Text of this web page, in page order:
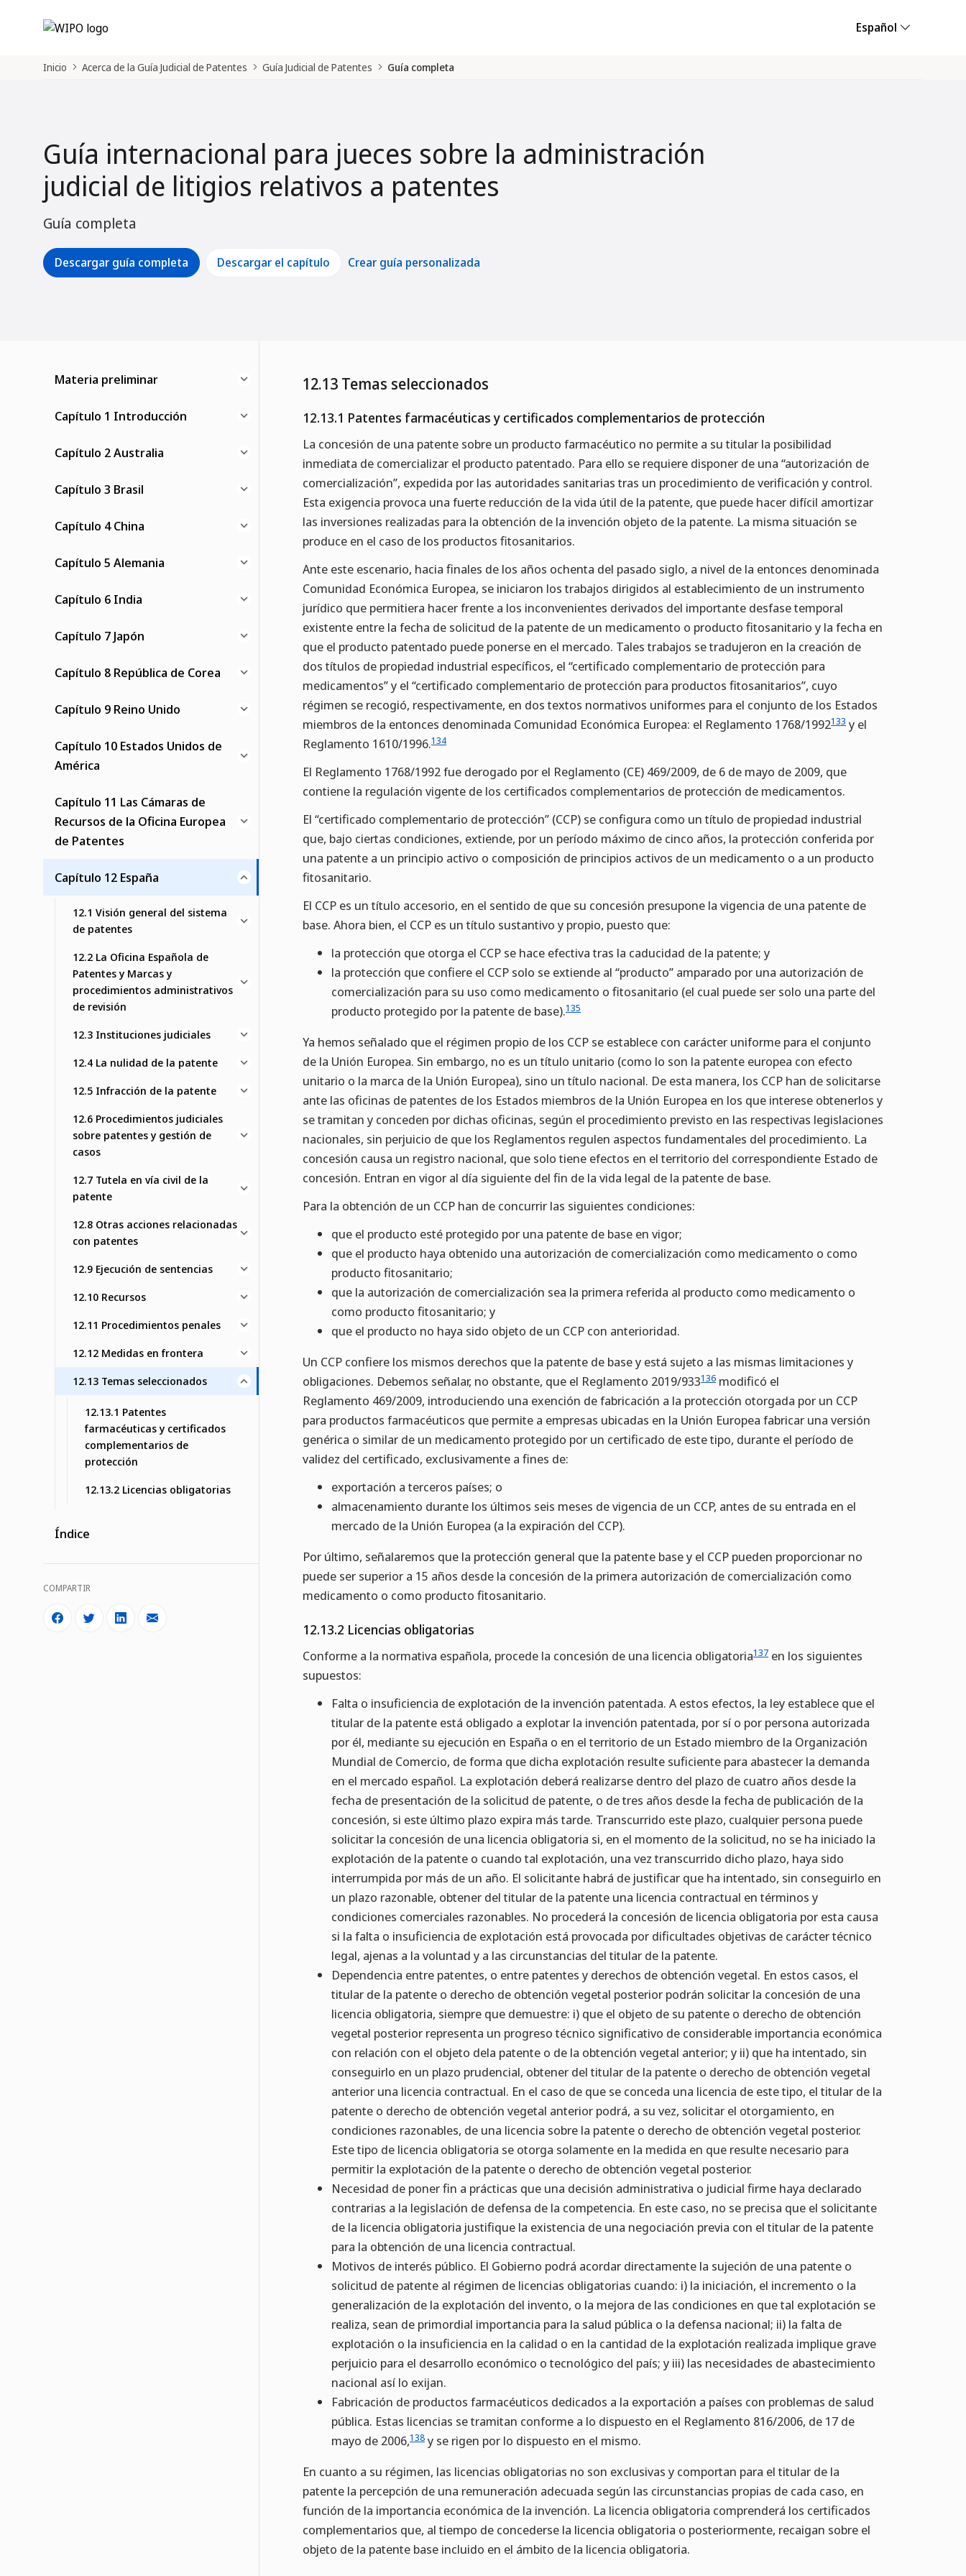
Español
Inicio Acerca de la Guía Judicial de Patentes Guía Judicial de Patentes Guía completa
Guía internacional para jueces sobre la administración
judicial de litigios relativos a patentes
Guía completa
Descargar guía completa Descargar el capítulo Crear guía personalizada
Materia preliminar
Capítulo 1 Introducción
Capítulo 2 Australia
Capítulo 3 Brasil
Capítulo 4 China
Capítulo 5 Alemania
Capítulo 6 India
Capítulo 7 Japón
Capítulo 8 República de Corea
Capítulo 9 Reino Unido
Capítulo 10 Estados Unidos de
América
Capítulo 11 Las Cámaras de
Recursos de la Oficina Europea
de Patentes
Capítulo 12 España
12.1 Visión general del sistema
de patentes
12.2 La Oficina Española de
Patentes y Marcas y
procedimientos administrativos
de revisión
12.3 Instituciones judiciales
12.4 La nulidad de la patente
12.5 Infracción de la patente
12.6 Procedimientos judiciales
sobre patentes y gestión de
casos
12.7 Tutela en vía civil de la
patente
12.8 Otras acciones relacionadas
con patentes
12.9 Ejecución de sentencias
12.10 Recursos
12.11 Procedimientos penales
12.12 Medidas en frontera
12.13 Temas seleccionados
12.13.1 Patentes
farmacéuticas y certificados
complementarios de
protección
12.13.2 Licencias obligatorias
Índice
COMPARTIR
12.13 Temas seleccionados
12.13.1 Patentes farmacéuticas y certificados complementarios de protección
La concesión de una patente sobre un producto farmacéutico no permite a su titular la posibilidad
inmediata de comercializar el producto patentado. Para ello se requiere disponer de una “autorización de
comercialización”, expedida por las autoridades sanitarias tras un procedimiento de verificación y control.
Esta exigencia provoca una fuerte reducción de la vida útil de la patente, que puede hacer difícil amortizar
las inversiones realizadas para la obtención de la invención objeto de la patente. La misma situación se
produce en el caso de los productos fitosanitarios.
Ante este escenario, hacia finales de los años ochenta del pasado siglo, a nivel de la entonces denominada
Comunidad Económica Europea, se iniciaron los trabajos dirigidos al establecimiento de un instrumento
jurídico que permitiera hacer frente a los inconvenientes derivados del importante desfase temporal
existente entre la fecha de solicitud de la patente de un medicamento o producto fitosanitario y la fecha en
que el producto patentado puede ponerse en el mercado. Tales trabajos se tradujeron en la creación de
dos títulos de propiedad industrial específicos, el “certificado complementario de protección para
medicamentos” y el “certificado complementario de protección para productos fitosanitarios”, cuyo
régimen se recogió, respectivamente, en dos textos normativos uniformes para el conjunto de los Estados
miembros de la entonces denominada Comunidad Económica Europea: el Reglamento 1768/1992133 y el
Reglamento 1610/1996.134
El Reglamento 1768/1992 fue derogado por el Reglamento (CE) 469/2009, de 6 de mayo de 2009, que
contiene la regulación vigente de los certificados complementarios de protección de medicamentos.
El “certificado complementario de protección” (CCP) se configura como un título de propiedad industrial
que, bajo ciertas condiciones, extiende, por un período máximo de cinco años, la protección conferida por
una patente a un principio activo o composición de principios activos de un medicamento o a un producto
fitosanitario.
El CCP es un título accesorio, en el sentido de que su concesión presupone la vigencia de una patente de
base. Ahora bien, el CCP es un título sustantivo y propio, puesto que:
la protección que otorga el CCP se hace efectiva tras la caducidad de la patente; y
la protección que confiere el CCP solo se extiende al “producto” amparado por una autorización de
comercialización para su uso como medicamento o fitosanitario (el cual puede ser solo una parte del
producto protegido por la patente de base).135
Ya hemos señalado que el régimen propio de los CCP se establece con carácter uniforme para el conjunto
de la Unión Europea. Sin embargo, no es un título unitario (como lo son la patente europea con efecto
unitario o la marca de la Unión Europea), sino un título nacional. De esta manera, los CCP han de solicitarse
ante las oficinas de patentes de los Estados miembros de la Unión Europea en los que interese obtenerlos y
se tramitan y conceden por dichas oficinas, según el procedimiento previsto en las respectivas legislaciones
nacionales, sin perjuicio de que los Reglamentos regulen aspectos fundamentales del procedimiento. La
concesión causa un registro nacional, que solo tiene efectos en el territorio del correspondiente Estado de
concesión. Entran en vigor al día siguiente del fin de la vida legal de la patente de base.
Para la obtención de un CCP han de concurrir las siguientes condiciones:
que el producto esté protegido por una patente de base en vigor;
que el producto haya obtenido una autorización de comercialización como medicamento o como
producto fitosanitario;
que la autorización de comercialización sea la primera referida al producto como medicamento o
como producto fitosanitario; y
que el producto no haya sido objeto de un CCP con anterioridad.
Un CCP confiere los mismos derechos que la patente de base y está sujeto a las mismas limitaciones y
obligaciones. Debemos señalar, no obstante, que el Reglamento 2019/933136 modificó el
Reglamento 469/2009, introduciendo una exención de fabricación a la protección otorgada por un CCP
para productos farmacéuticos que permite a empresas ubicadas en la Unión Europea fabricar una versión
genérica o similar de un medicamento protegido por un certificado de este tipo, durante el período de
validez del certificado, exclusivamente a fines de:
exportación a terceros países; o
almacenamiento durante los últimos seis meses de vigencia de un CCP, antes de su entrada en el
mercado de la Unión Europea (a la expiración del CCP).
Por último, señalaremos que la protección general que la patente base y el CCP pueden proporcionar no
puede ser superior a 15 años desde la concesión de la primera autorización de comercialización como
medicamento o como producto fitosanitario.
12.13.2 Licencias obligatorias
Conforme a la normativa española, procede la concesión de una licencia obligatoria137 en los siguientes
supuestos:
Falta o insuficiencia de explotación de la invención patentada. A estos efectos, la ley establece que el
titular de la patente está obligado a explotar la invención patentada, por sí o por persona autorizada
por él, mediante su ejecución en España o en el territorio de un Estado miembro de la Organización
Mundial de Comercio, de forma que dicha explotación resulte suficiente para abastecer la demanda
en el mercado español. La explotación deberá realizarse dentro del plazo de cuatro años desde la
fecha de presentación de la solicitud de patente, o de tres años desde la fecha de publicación de la
concesión, si este último plazo expira más tarde. Transcurrido este plazo, cualquier persona puede
solicitar la concesión de una licencia obligatoria si, en el momento de la solicitud, no se ha iniciado la
explotación de la patente o cuando tal explotación, una vez transcurrido dicho plazo, haya sido
interrumpida por más de un año. El solicitante habrá de justificar que ha intentado, sin conseguirlo en
un plazo razonable, obtener del titular de la patente una licencia contractual en términos y
condiciones comerciales razonables. No procederá la concesión de licencia obligatoria por esta causa
si la falta o insuficiencia de explotación está provocada por dificultades objetivas de carácter técnico
legal, ajenas a la voluntad y a las circunstancias del titular de la patente.
Dependencia entre patentes, o entre patentes y derechos de obtención vegetal. En estos casos, el
titular de la patente o derecho de obtención vegetal posterior podrán solicitar la concesión de una
licencia obligatoria, siempre que demuestre: i) que el objeto de su patente o derecho de obtención
vegetal posterior representa un progreso técnico significativo de considerable importancia económica
con relación con el objeto dela patente o de la obtención vegetal anterior; y ii) que ha intentado, sin
conseguirlo en un plazo prudencial, obtener del titular de la patente o derecho de obtención vegetal
anterior una licencia contractual. En el caso de que se conceda una licencia de este tipo, el titular de la
patente o derecho de obtención vegetal anterior podrá, a su vez, solicitar el otorgamiento, en
condiciones razonables, de una licencia sobre la patente o derecho de obtención vegetal posterior.
Este tipo de licencia obligatoria se otorga solamente en la medida en que resulte necesario para
permitir la explotación de la patente o derecho de obtención vegetal posterior.
Necesidad de poner fin a prácticas que una decisión administrativa o judicial firme haya declarado
contrarias a la legislación de defensa de la competencia. En este caso, no se precisa que el solicitante
de la licencia obligatoria justifique la existencia de una negociación previa con el titular de la patente
para la obtención de una licencia contractual.
Motivos de interés público. El Gobierno podrá acordar directamente la sujeción de una patente o
solicitud de patente al régimen de licencias obligatorias cuando: i) la iniciación, el incremento o la
generalización de la explotación del invento, o la mejora de las condiciones en que tal explotación se
realiza, sean de primordial importancia para la salud pública o la defensa nacional; ii) la falta de
explotación o la insuficiencia en la calidad o en la cantidad de la explotación realizada implique grave
perjuicio para el desarrollo económico o tecnológico del país; y iii) las necesidades de abastecimiento
nacional así lo exijan.
Fabricación de productos farmacéuticos dedicados a la exportación a países con problemas de salud
pública. Estas licencias se tramitan conforme a lo dispuesto en el Reglamento 816/2006, de 17 de
mayo de 2006,138 y se rigen por lo dispuesto en el mismo.
En cuanto a su régimen, las licencias obligatorias no son exclusivas y comportan para el titular de la
patente la percepción de una remuneración adecuada según las circunstancias propias de cada caso, en
función de la importancia económica de la invención. La licencia obligatoria comprenderá los certificados
complementarios que, al tiempo de concederse la licencia obligatoria o posteriormente, recaigan sobre el
objeto de la patente base incluido en el ámbito de la licencia obligatoria.